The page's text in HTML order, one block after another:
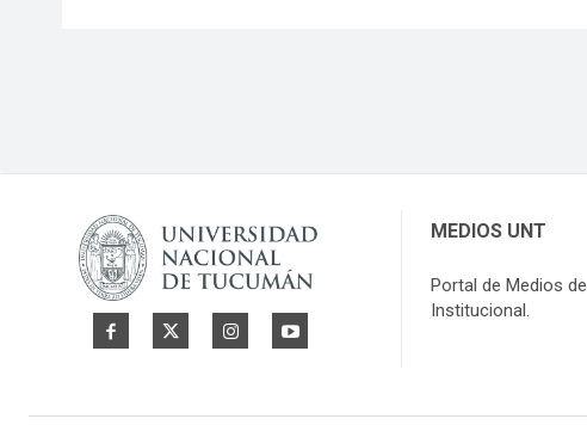
MEDIOS UNT
Portal de Medios
Institucional.